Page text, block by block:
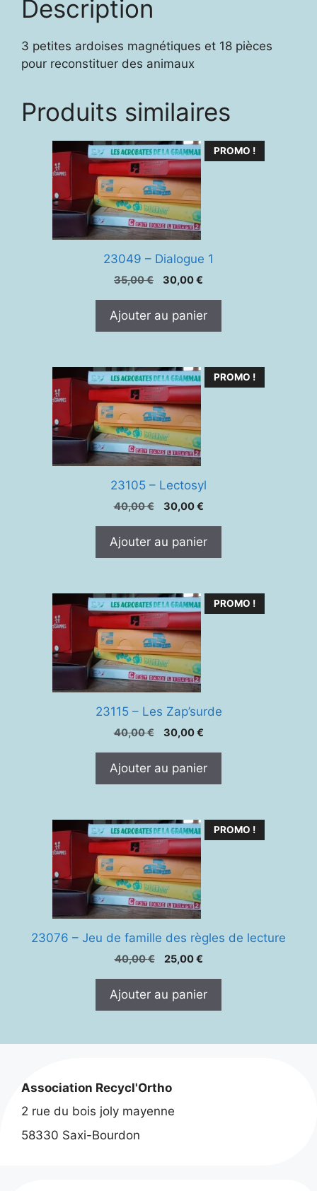
Description
3 petites ardoises magnétiques et 18 pièces
pour reconstituer des animaux
Produits similaires
PROMO !
23049 – Dialogue 1
35,00€
Le
était :
30,00€
est :
Ajouter au panier
PROMO !
23105 – Lectosyl
40,00€
Le
était :
30,00€Le
est :
Ajouter au panier
PROMO !
23115 – Les Zap’surde
40,00€
Le
était :
30,00€Le
est :
Ajouter au panier
PROMO !
23076 – Jeu de famille des règles de lecture
40,00€
Le
était :
25,00€Le
est :
Ajouter au panier
Association Recycl'Ortho
2 rue du bois joly mayenne
58330 Saxi-Bourdon